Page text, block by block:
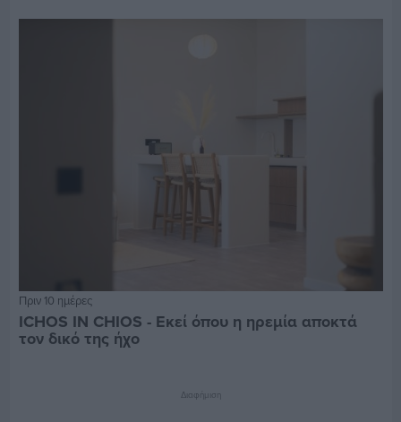
Πριν 10 ημέρες
ICHOS IN CHIOS - Εκεί όπου η ηρεμία αποκτά
τον δικό της ήχο
Διαφήμιση